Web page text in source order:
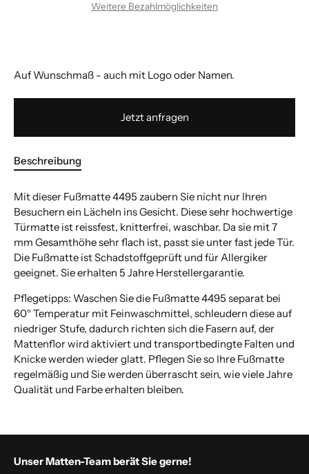
Weitere Bezahlmöglichkeiten
Auf Wunschmaß - auch mit Logo oder Namen.
Jetzt anfragen
Beschreibung
Mit dieser Fußmatte 4495 zaubern Sie nicht nur Ihren
Besuchern ein Lächeln ins Gesicht. Diese sehr hochwertige
Türmatte ist reissfest, knitterfrei, waschbar. Da sie mit 7
mm Gesamthöhe sehr flach ist, passt sie unter fast jede Tür.
Die Fußmatte ist Schadstoffgeprüft und für Allergiker
geeignet. Sie erhalten 5 Jahre Herstellergarantie.
Pflegetipps: Waschen Sie die Fußmatte 4495 separat bei
60° Temperatur mit Feinwaschmittel, schleudern diese auf
niedriger Stufe, dadurch richten sich die Fasern auf, der
Mattenflor wird aktiviert und transportbedingte Falten und
Knicke werden wieder glatt. Pflegen Sie so Ihre Fußmatte
regelmäßig und Sie werden überrascht sein, wie viele Jahre
Qualität und Farbe erhalten bleiben.
Unser Matten-Team berät Sie gerne!